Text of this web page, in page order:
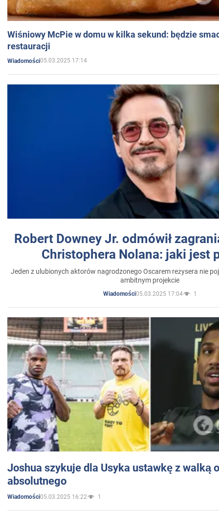
Wiśniowy McPie w domu w kilka sekund: będzie
restauracji
Wiadomości05.03.2025 17:14
Robert Downey Jr. odmówił
Christophera Nolana: jaki jest
Jeden z ulubionych aktorów nagrodzonego Oscarem reżysera nie
ambitnym projekcie
Wiadomości05.03.2025 17:04 1
Joshua szykuje dla Usyka ustawkę z walką
absolutnego
Wiadomości05.03.2025 16:22 1